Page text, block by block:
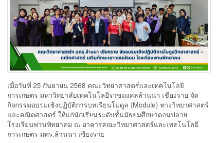
เมื่อวันที่ 25 กันยายน 2568 คณะวิทยาศาสตร์และเทคโนโลยี
การเกษตร มหาวิทยาลัยเทคโนโลยีราชมงคลล้านนา เชียงราย จัด
กิจกรรมอบรมเชิงปฏิบัติการบทเรียนโมดูล (Module) ทางวิทยาศาสตร์
และคณิตศาสตร์ ให้แก่นักเรียนระดับชั้นมัธยมศึกษาตอนปลาย
โรงเรียนพานพิทยาคม ณ อาคารคณะวิทยาศาสตร์และเทคโนโลยี
การเกษตร มทร.ล้านนา เชียงราย